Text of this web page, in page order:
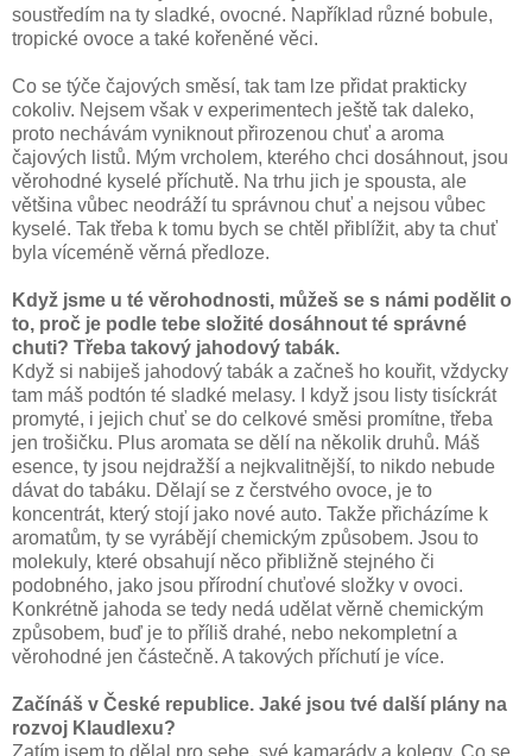
soustředím na ty sladké, ovocné. Například různé bobule,
tropické ovoce a také kořeněné věci.
Co se týče čajových směsí, tak tam lze přidat prakticky
cokoliv. Nejsem však v experimentech ještě tak daleko,
proto nechávám vyniknout přirozenou chuť a aroma
čajových listů. Mým vrcholem, kterého chci dosáhnout, jsou
věrohodné kyselé příchutě. Na trhu jich je spousta, ale
většina vůbec neodráží tu správnou chuť a nejsou vůbec
kyselé. Tak třeba k tomu bych se chtěl přiblížit, aby ta chuť
byla víceméně věrná předloze.
Když jsme u té věrohodnosti, můžeš se s námi podělit o
to, proč je podle tebe složité dosáhnout té správné
chuti? Třeba takový jahodový tabák.
Když si nabiješ jahodový tabák a začneš ho kouřit, vždycky
tam máš podtón té sladké melasy. I když jsou listy tisíckrát
promyté, i jejich chuť se do celkové směsi promítne, třeba
jen trošičku. Plus aromata se dělí na několik druhů. Máš
esence, ty jsou nejdražší a nejkvalitnější, to nikdo nebude
dávat do tabáku. Dělají se z čerstvého ovoce, je to
koncentrát, který stojí jako nové auto. Takže přicházíme k
aromatům, ty se vyrábějí chemickým způsobem. Jsou to
molekuly, které obsahují něco přibližně stejného či
podobného, jako jsou přírodní chuťové složky v ovoci.
Konkrétně jahoda se tedy nedá udělat věrně chemickým
způsobem, buď je to příliš drahé, nebo nekompletní a
věrohodné jen částečně. A takových příchutí je více.
Začínáš v České republice. Jaké jsou tvé další plány na
rozvoj Klaudlexu?
Zatím jsem to dělal pro sebe, své kamarády a kolegy. Co se